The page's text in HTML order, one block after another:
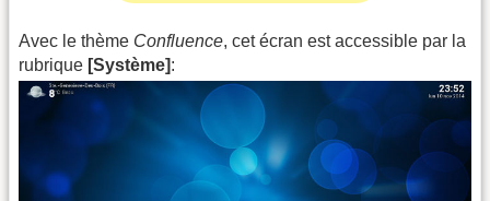
Avec le thème Confluence, cet écran est accessible par la
rubrique [Système]: